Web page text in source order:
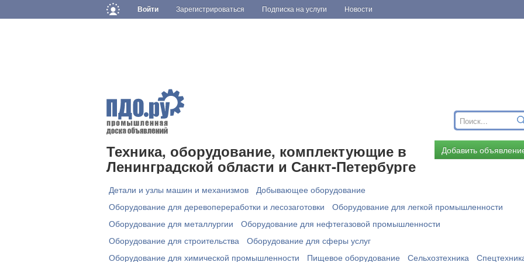
Войти Зарегистрироваться Подписка на услуги Новости
Техника, оборудование, комплектующие в
Ленинградской области и Санкт-Петербурге
Добавить
Детали и узлы машин и механизмов
Добывающее оборудование
Оборудование для деревопереработки и лесозаготовки
Оборудование для легкой промышленности
Оборудование для металлургии
Оборудование для нефтегазовой промышленности
Оборудование для строительства
Оборудование для сферы услуг
Оборудование для химической промышленности
Пищевое оборудование Сельхозтехника